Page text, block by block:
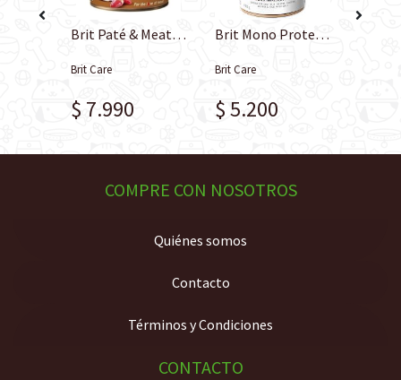
Brit Paté & Meat Rabbit 800 gr
Brit Care
$ 7.990
Brit Mono Protein Turkey
Brit Care
$ 5.200
COMPRE CON NOSOTROS
Quiénes somos
Contacto
Términos y Condiciones
CONTACTO